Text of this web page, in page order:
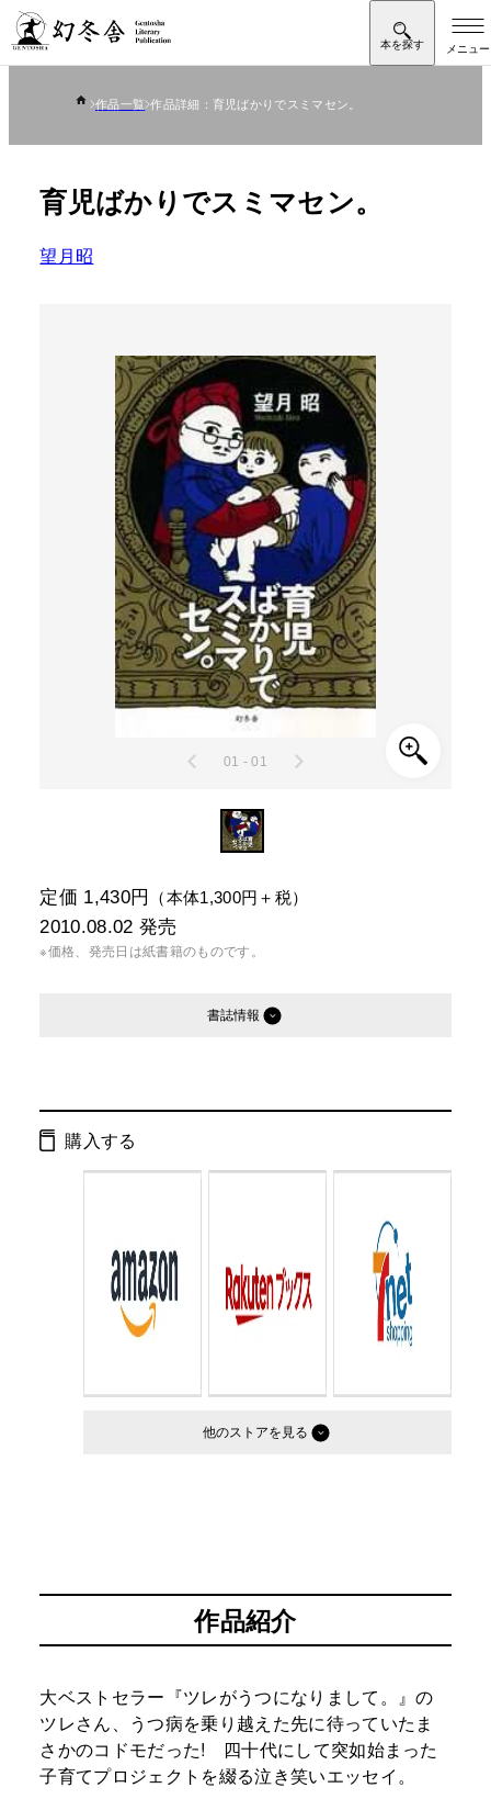
作品一覧 作品詳細：育児ばかりでスミマセン。
育児ばかりでスミマセン。
望月昭
01 - 01
定価 1,430円 （本体1,300円＋税）
2010.08.02 発売
※価格、発売日は紙書籍のものです。
書誌情報
Cコード： 0095
購入する
他のストア
作品紹介
大ベストセラー『ツレがうつになりまして。』の
ツレさん、うつ病を乗り越えた先に待っていたま
さかのコドモだった! 四十代にして突如始まった
子育てプロジェクトを綴る泣き笑いエッセイ。